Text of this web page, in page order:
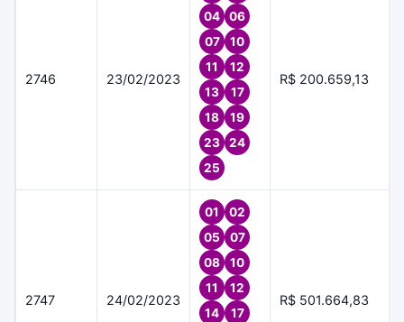
2746 23/02/2023
04
06
07
10
11
12
13
17
18
19
23
24
25
R$ 200.659,13
2747 24/02/2023
01
02
05
07
08
10
11
12
14
17
R$ 501.664,83